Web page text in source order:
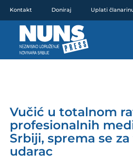
sadržaj
Kontakt Doniraj Uplati
Vučić u totalnom
profesionalnih
Srbiji, sprema se
udarac